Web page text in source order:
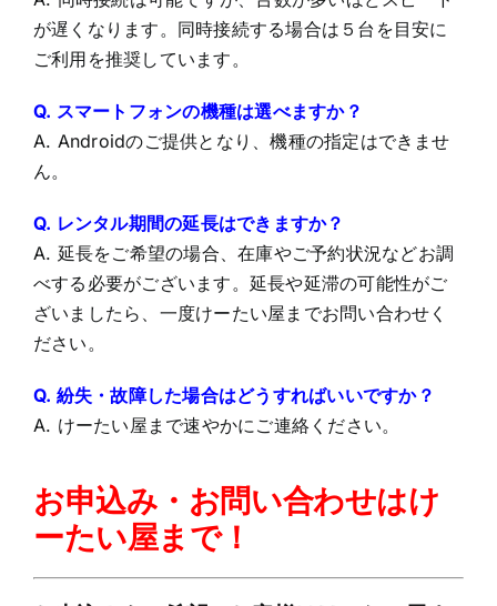
が遅くなります。同時接続する場合は５台を目安に
ご利用を推奨しています。
Q. スマートフォンの機種は選べますか？
A. Androidのご提供となり、機種の指定はできませ
ん。
Q. レンタル期間の延長はできますか？
A. 延長をご希望の場合、在庫やご予約状況などお調
べする必要がございます。延長や延滞の可能性がご
ざいましたら、一度けーたい屋までお問い合わせく
ださい。
Q. 紛失・故障した場合はどうすればいいですか？
A. けーたい屋まで速やかにご連絡ください。
お申込み・お問い合わせはけ
ーたい屋まで！